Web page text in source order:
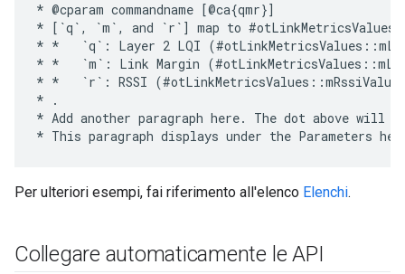
* @cparam commandname [@ca{qmr}]
* [`q`, `m`, and `r`] map to #otLinkMetricsValues.
* *   `q`: Layer 2 LQI
* *   `m`: Link Margin
* *   `r`: RSSI
* .
* Add another paragraph here. The dot above will
Per ulteriori esempi, fai riferimento all'elenco Elenchi.
Collegare automaticamente le API